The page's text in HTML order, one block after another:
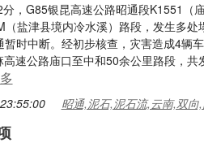
，G85银昆高速公路昭通段K1551（
（盐津县境内冷水溪）路段，发生多处
暂时中断。经初步核查，灾害造成4辆
速公路庙口至中和50余公里路段，共
昭通,泥石,泥石流,云南,双向